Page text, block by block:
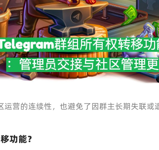
营的连续性，也避免了因群主长期失联或
功能？